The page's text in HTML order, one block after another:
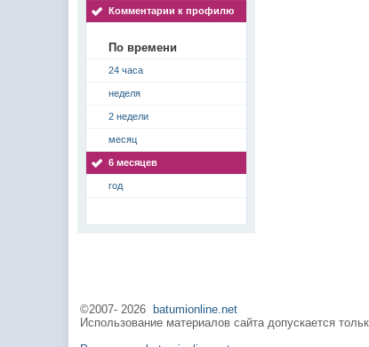
Комментарии к профилю
По времени
24 часа
неделя
2 недели
месяц
6 месяцев
год
©2007-2026
batumionline.net
Использование материалов сайта допускается